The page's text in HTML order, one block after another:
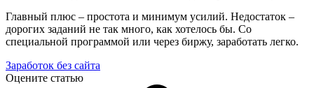
Главный плюс – простота и минимум усилий. Недостаток –
дорогих заданий не так много, как хотелось бы. Со
специальной программой или через биржу, заработать легко.
Заработок без сайта
Оцените статью